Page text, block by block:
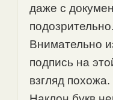
даже с
подозрительно.
Внимательно
подпись на
взгляд похожа.